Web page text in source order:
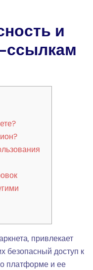
и
ссылкам
привлекает
безопасный доступ к
платформе и ее